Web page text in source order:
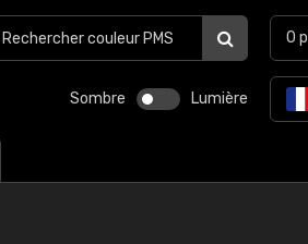
Sombre Lumière
0